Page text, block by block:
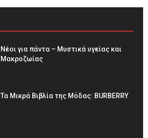
Νέοι για πάντα – Μυστικά υγείας και
Μακροζωίας
Τα Μικρά Βιβλία της Μόδας: BURBERRY